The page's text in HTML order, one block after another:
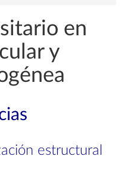
en
y
estructural